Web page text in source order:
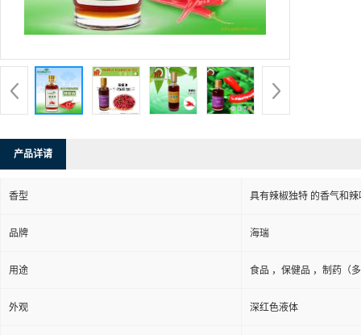
产品详请
香型 具有辣椒独特 的香气和辣
品牌 海瑞
用途 食品 ，保健品 ，制药（
外观 深红色液体